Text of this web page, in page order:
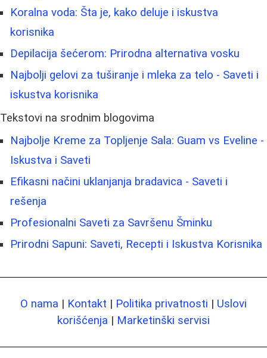
Koralna voda: Šta je, kako deluje i iskustva
korisnika
Depilacija šećerom: Prirodna alternativa vosku
Najbolji gelovi za tuširanje i mleka za telo - Saveti i
iskustva korisnika
Tekstovi na srodnim blogovima
Najbolje Kreme za Topljenje Sala: Guam vs Eveline -
Iskustva i Saveti
Efikasni načini uklanjanja bradavica - Saveti i
rešenja
Profesionalni Saveti za Savršenu Šminku
Prirodni Sapuni: Saveti, Recepti i Iskustva Korisnika
O nama | Kontakt | Politika privatnosti | Uslovi
korišćenja | Marketinški servisi